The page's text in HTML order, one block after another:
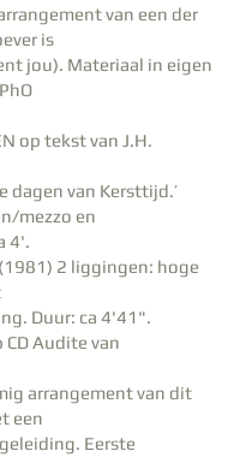
van een der
is
jou). Materiaal in eigen
op tekst van J.H.
dagen van Kersttijd.’
mezzo en
4'.
(1981) 2 liggingen: hoge
Duur: ca 4'41".
Audite van
arrangement van dit
een
Eerste